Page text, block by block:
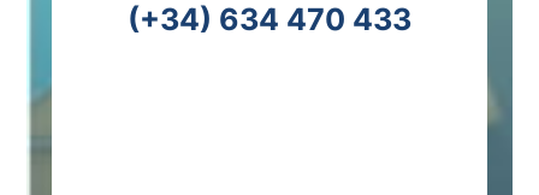
(+34) 634 470 433